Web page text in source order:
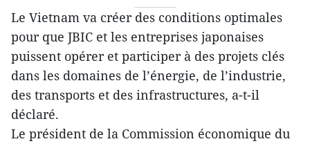
Le Vietnam va créer des conditions optimales
pour que JBIC et les entreprises japonaises
puissent opérer et participer à des projets clés
dans les domaines de l’énergie, de l’industrie,
des transports et des infrastructures, a-t-il
déclaré.
Le président de la Commission économique du